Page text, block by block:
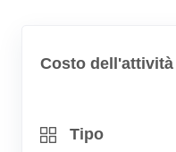
Costo dell'attività
Tipo